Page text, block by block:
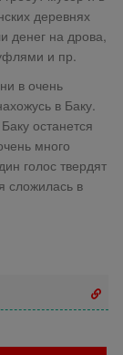
деревнях
денег на дрова,
и пр.
в очень
в Баку.
останется
много
голос твердят
сложилась в